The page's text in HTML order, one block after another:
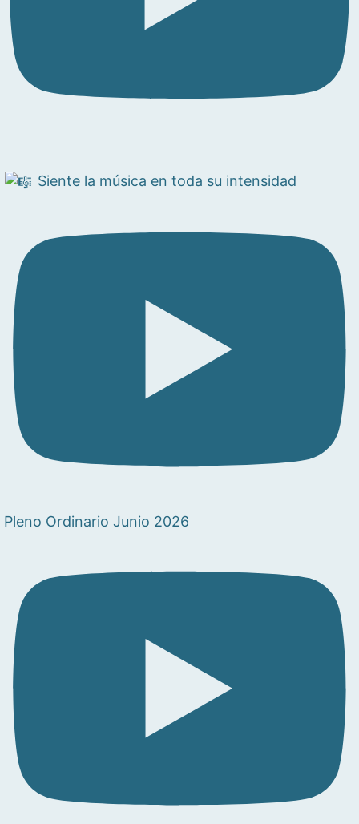
Siente la música en toda su intensidad
Pleno Ordinario Junio 2026